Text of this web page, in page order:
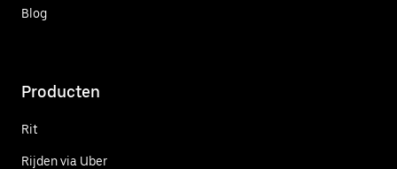
Blog
Producten
Rit
Rijden via Uber